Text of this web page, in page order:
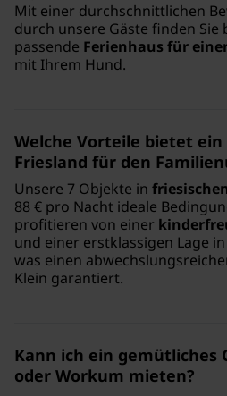
Mit einer durchschnittlichen
durch unsere Gäste finden
passende Ferienhaus für
mit Ihrem Hund.
Welche Vorteile bietet
Friesland für den
Unsere 7 Objekte in
88 € pro Nacht ideale
profitieren von einer
und einer erstklassigen Lage
was einen
Klein garantiert.
Kann ich ein gemütliches
oder Workum mieten?